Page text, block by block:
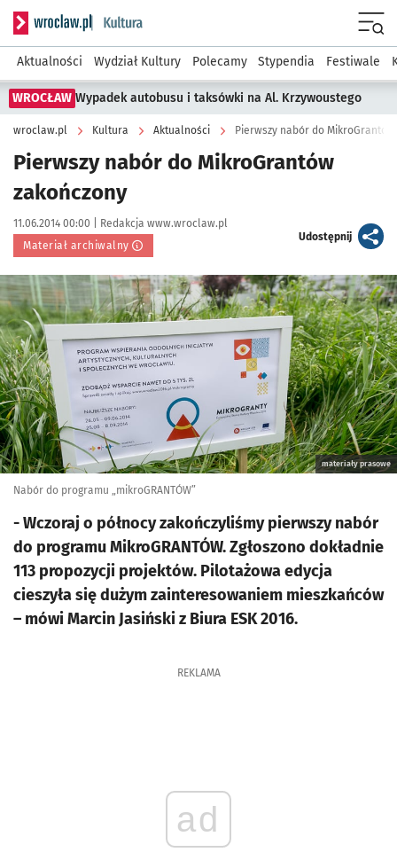
Serwis informacyjny wroclaw.pl podserwis: Kultura
Aktualności Wydział Kultury Polecamy Stypendia Festiwale
WROCŁAW Wypadek autobusu i taksówki na Al. Krzywoustego
wroclaw.pl Kultura Aktualności Pierwszy nabór do
Pierwszy nabór do MikroGrantów
zakończony
Data publikacji:
11.06.2014 00:00 | Autor:
Redakcja www.wroclaw.pl
Materiał archiwalny
Udostępnijartykuł
Kliknij, aby powiększyć
materiały prasowe
Nabór do programu „mikroGRANTÓW”
- Wczoraj o północy zakończyliśmy pierwszy nabór
do programu MikroGRANTÓW. Zgłoszono dokładnie
113 propozycji projektów. Pilotażowa edycja
cieszyła się dużym zainteresowaniem mieszkańców
– mówi Marcin Jasiński z Biura ESK 2016.
REKLAMA
ad